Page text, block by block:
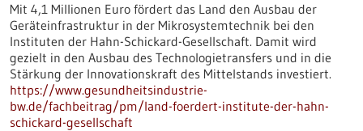
Mit 4,1 Millionen Euro fördert das Land den Ausbau der
Geräteinfrastruktur in der Mikrosystemtechnik bei den
Instituten der Hahn-Schickard-Gesellschaft. Damit wird
gezielt in den Ausbau des Technologietransfers und in die
Stärkung der Innovationskraft des Mittelstands investiert.
https://www.gesundheitsindustrie-
bw.de/fachbeitrag/pm/land-foerdert-institute-der-hahn-
schickard-gesellschaft